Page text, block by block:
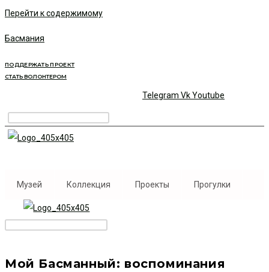
Перейти к содержимому
Басмания
ПОДДЕРЖАТЬ ПРОЕКТ
СТАТЬ ВОЛОНТЕРОМ
Telegram VkYoutube
Музей Коллекция Проекты Прогулки
Мой Басманный: воспоминания